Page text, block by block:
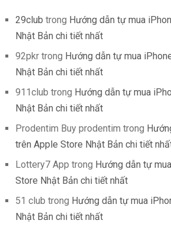
29club trong Hướng dẫn tự mua
Nhật Bản chi tiết nhất
92pkrtrong Hướng dẫn tự mua
Nhật Bản chi tiết nhất
911club trong Hướng dẫn tự mua
Nhật Bản chi tiết nhất
Prodentim Buy prodentim trong
trên Apple Store Nhật Bản chi tiết
Lottery7 App trong Hướng dẫn tự
Store Nhật Bản chi tiết nhất
51 club trong Hướng dẫn tự mua
Nhật Bản chi tiết nhất